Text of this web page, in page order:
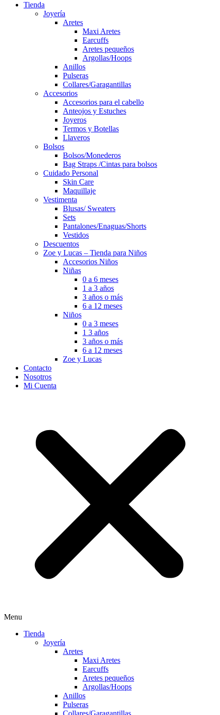
Tienda
Joyería
Aretes
Maxi Aretes
Earcuffs
Aretes pequeños
Argollas/Hoops
Anillos
Pulseras
Collares/Garagantillas
Accesorios
Accesorios para el cabello
Anteojos y Estuches
Joyeros
Termos y Botellas
Llaveros
Bolsos
Bolsos/Monederos
Bag Straps /Cintas para bolsos
Cuidado Personal
Skin Care
Maquillaje
Vestimenta
Blusas/ Sweaters
Sets
Pantalones/Enaguas/Shorts
Vestidos
Descuentos
Zoe y Lucas – Tienda para Niños
Accesorios Niños
Niñas
0 a 6 meses
1 a 3 años
3 años o más
6 a 12 meses
Niños
0 a 3 meses
1 3 años
3 años o más
6 a 12 meses
Zoe y Lucas
Contacto
Nosotros
Mi Cuenta
Menu
Tienda
Joyería
Aretes
Maxi Aretes
Earcuffs
Aretes pequeños
Argollas/Hoops
Anillos
Pulseras
Collares/Garagantillas